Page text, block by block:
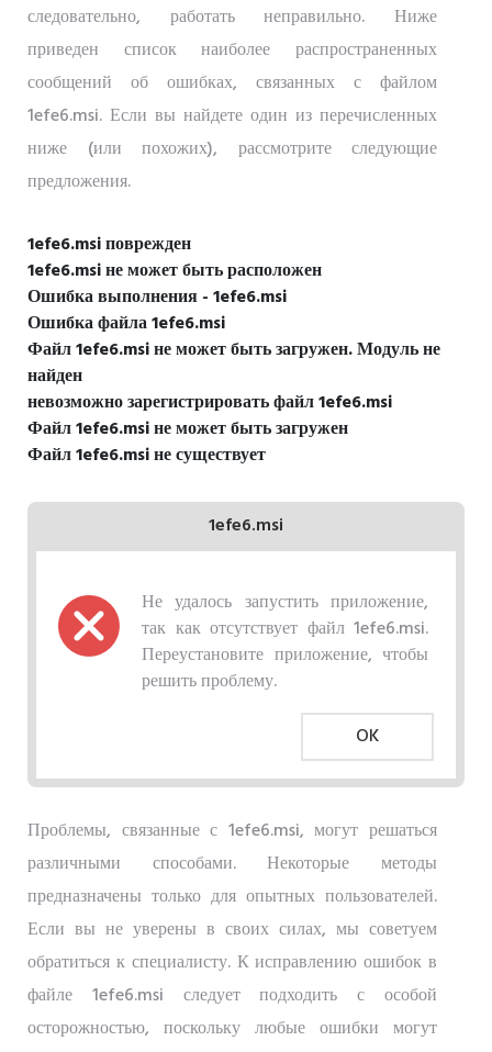
следовательно, работать неправильно. Ниже
приведен список наиболее распространенных
сообщений об ошибках, связанных с файлом
1efe6.msi. Если вы найдете один из перечисленных
ниже (или похожих), рассмотрите следующие
предложения.
1efe6.msi поврежден
1efe6.msi не может быть расположен
Ошибка выполнения - 1efe6.msi
Ошибка файла 1efe6.msi
Файл 1efe6.msi не может быть загружен. Модуль не
найден
невозможно зарегистрировать файл 1efe6.msi
Файл 1efe6.msi не может быть загружен
Файл 1efe6.msi не существует
1efe6.msi
Не удалось запустить приложение,
так как отсутствует файл 1efe6.msi.
Переустановите приложение, чтобы
решить проблему.
OK
Проблемы, связанные с 1efe6.msi, могут решаться
различными способами. Некоторые методы
предназначены только для опытных пользователей.
Если вы не уверены в своих силах, мы советуем
обратиться к специалисту. К исправлению ошибок в
файле 1efe6.msi следует подходить с особой
осторожностью, поскольку любые ошибки могут